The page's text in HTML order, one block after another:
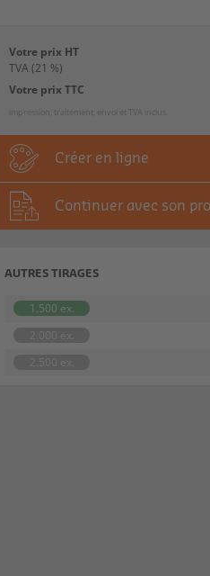
Votre prix HT
TVA (21 %)
Votre prix TTC
impression, traitement, envoi et TVA inclus.
Créer en ligne
Continuer avec son
AUTRES TIRAGES
1.500 ex.